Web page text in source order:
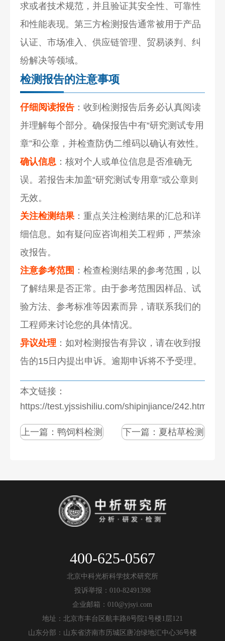
求或者技术规范，并且验证其安全性、可靠性
和性能表现。第三方检测报告通常被用于产品
认证、市场准入、供应链管理、贸易谈判、纠
纷解决等领域。
检测报告的注意事项
仔细阅读报告 ：收到检测报告后务必认真阅读
并理解每个部分。确保报告中有“研究测试专用
章”和公章，并检查防伪二维码以确认有效性。
确认信息 ：核对个人或单位信息是否准确无
误。若报告未加盖“研究测试专用章”或公章则
无效。
关注检测结果 ：重点关注检测结果的汇总和详
细信息。如有疑问应咨询相关工程师，严禁涂
改报告。
注意参考范围 ：检查检测结果的参考范围，以
了解结果是否正常。由于参考范围因样品、试
验方法、参考标准等因素而异，请联系我们的
工程师来讨论您的具体情况。
异议处理 ：如对检测报告有异议，请在收到报
告的15日内提出申诉。逾期申诉将不予受理。
本文链接：
https://test.yjssishiliu.com/shipinjiance/242.html
上一篇： 鸭饲料检测 下一篇： 夏枯草检测
400-625-0567
北京中科光析科学技术研究所
投诉举报：010-82491398
企业邮箱：010@yjsyi.com
地址：北京市丰台区航丰路8号院1号楼1层121
山东分部：山东省济南市历城区唐冶绿地汇中心36号楼